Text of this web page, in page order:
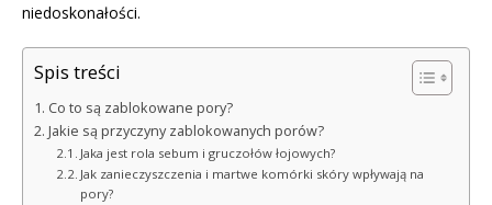
niedoskonałości.
Spis treści
Co to są zablokowane pory?
Jakie są przyczyny zablokowanych porów?
Jaka jest rola sebum i gruczołów łojowych?
Jak zanieczyszczenia i martwe komórki skóry wpływają na
pory?